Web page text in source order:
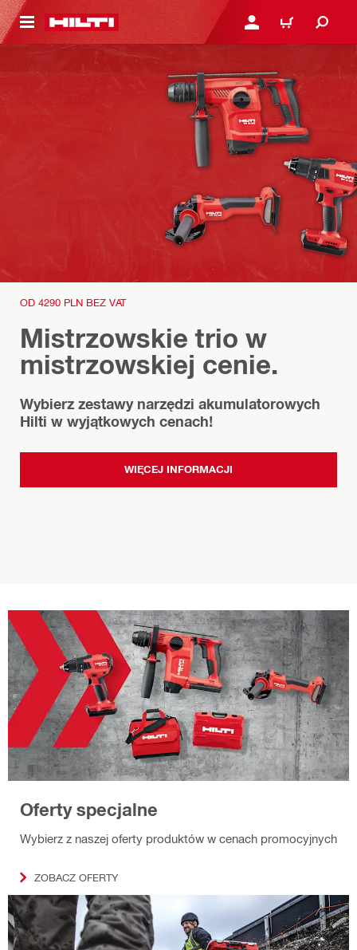
GŁÓWNEJ ZALOGUJ SIĘ LUB
KOSZYK
OD 4290 PLN BEZ VAT
Mistrzowskie trio w
mistrzowskiej cenie.
Wybierz zestawy narzędzi akumulatorowych
Hilti w wyjątkowych cenach!
WIĘCEJ INFORMACJI
Oferty specjalne
Wybierz z naszej oferty produktów w cenach promocyjnych
ZOBACZ OFERTY